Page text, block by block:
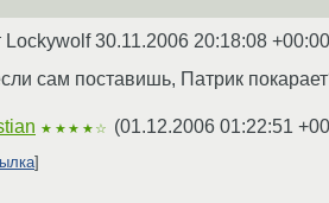
Lockywolf30.11.2006 20:18:08 +00:00
сам поставишь, Патрик
★★★★☆ (01.12.2006 01:22:51